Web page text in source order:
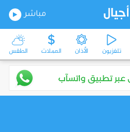
مباشر
تلفزيون الأذان العملات الطقس